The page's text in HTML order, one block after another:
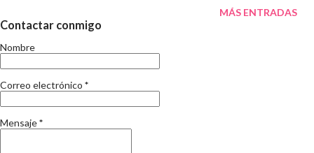
bloc ( www.sylvieperez.net ) els hi remeto a l'adreça que
suggereixen a la mateixa web ( serveismunicipals@elvendrell.
net ) per a manifestar el meu ( i n'estic segura que el de
resultats d'aquests manteniment que pago amb els meus
impostos. I sincerament espero que es prengui nota per a
solventar situacions que no tenim per què patir. En primer lloc,
MÁS ENTRADAS
Contactar conmigo
Nombre
Correo electrónico *
Mensaje*